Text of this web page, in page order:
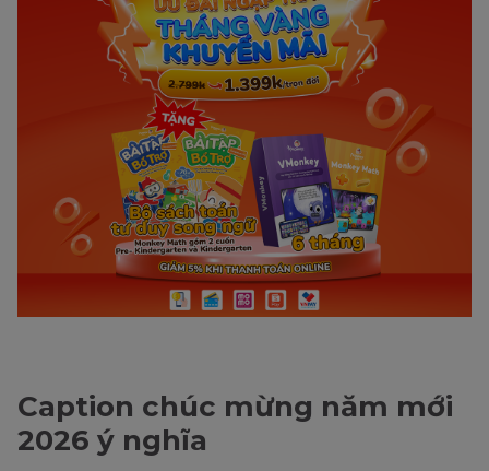
Caption chúc mừng năm mới
2026 ý nghĩa